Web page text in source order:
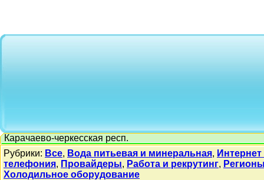
Карачаево-черкесская респ.
Рубрики: Все, Вода питьевая и минеральная,
телефония, Провайдеры, Работа и рекрутинг,
Холодильное оборудование